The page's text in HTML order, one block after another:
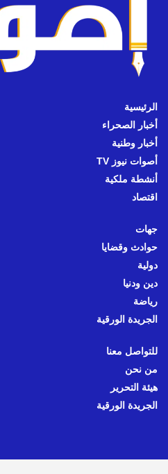
الرئيسية
أخبار الصحراء
أخبار وطنية
أصوات نيوز TV
أنشطة ملكية
اقتصاد
جهات
حوادث وقضايا
دولية
دين ودنيا
رياضة
الجريدة الورقية
للتواصل معنا
من نحن
هيئة التحرير
الجريدة الورقية